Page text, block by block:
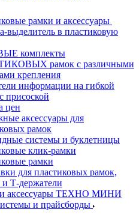
рамки и аксессуары
выделитель в пластиковую
комплекты
рамок с различными
крепления
информации на гибкой
присоской
цен
аксессуары для
рамок
системы и буклетницы
клик-рамки
рамки
для пластиковых рамок,
и Т-держатели
аксессуары ТЕХНО МИНИ
и прайсборды